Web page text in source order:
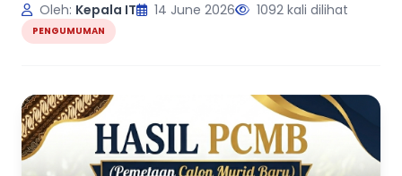
Oleh: Kepala IT 14 June 2026 1092 kali dilihat
PENGUMUMAN